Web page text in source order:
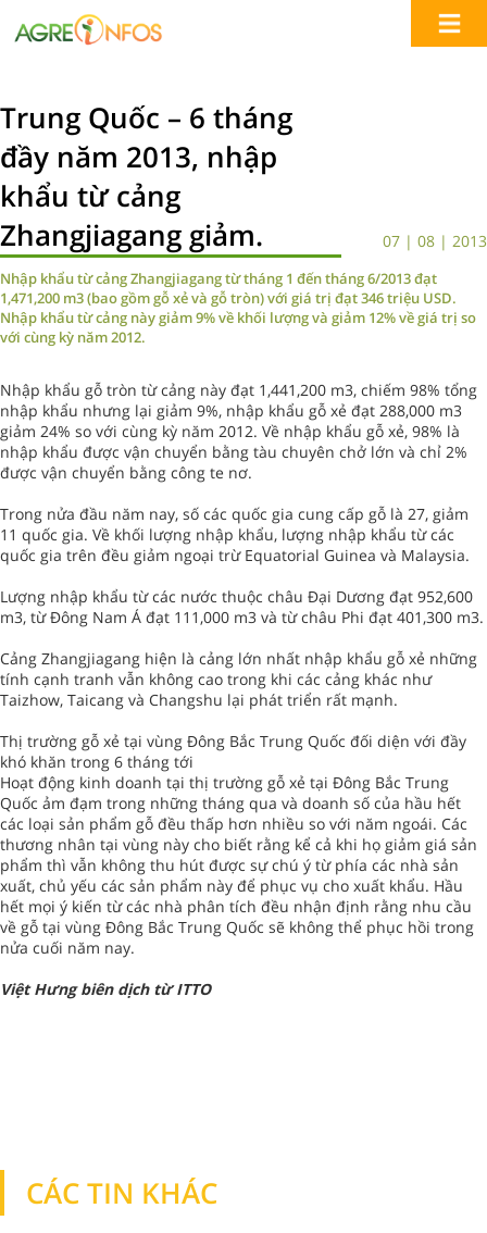
Trung Quốc – 6 tháng
đầy năm 2013, nhập
khẩu từ cảng
Zhangjiagang giảm.
07 | 08 | 2013
Nhập khẩu từ cảng Zhangjiagang từ tháng 1 đến tháng 6/2013 đạt
1,471,200 m3 (bao gồm gỗ xẻ và gỗ tròn) với giá trị đạt 346 triệu USD.
Nhập khẩu từ cảng này giảm 9% về khối lượng và giảm 12% về giá trị so
với cùng kỳ năm 2012.
Nhập khẩu gỗ tròn từ cảng này đạt 1,441,200 m3, chiếm 98% tổng
nhập khẩu nhưng lại giảm 9%, nhập khẩu gỗ xẻ đạt 288,000 m3
giảm 24% so với cùng kỳ năm 2012. Về nhập khẩu gỗ xẻ, 98% là
nhập khẩu được vận chuyển bằng tàu chuyên chở lớn và chỉ 2%
được vận chuyển bằng công te nơ.
Trong nửa đầu năm nay, số các quốc gia cung cấp gỗ là 27, giảm
11 quốc gia. Về khối lượng nhập khẩu, lượng nhập khẩu từ các
quốc gia trên đều giảm ngoại trừ Equatorial Guinea và Malaysia.
Lượng nhập khẩu từ các nước thuộc châu Đại Dương đạt 952,600
m3, từ Đông Nam Á đạt 111,000 m3 và từ châu Phi đạt 401,300 m3.
Cảng Zhangjiagang hiện là cảng lớn nhất nhập khẩu gỗ xẻ những
tính cạnh tranh vẫn không cao trong khi các cảng khác như
Taizhow, Taicang và Changshu lại phát triển rất mạnh.
Thị trường gỗ xẻ tại vùng Đông Bắc Trung Quốc đối diện với đầy
khó khăn trong 6 tháng tới
Hoạt động kinh doanh tại thị trường gỗ xẻ tại Đông Bắc Trung
Quốc ảm đạm trong những tháng qua và doanh số của hầu hết
các loại sản phẩm gỗ đều thấp hơn nhiều so với năm ngoái. Các
thương nhân tại vùng này cho biết rằng kể cả khi họ giảm giá sản
phẩm thì vẫn không thu hút được sự chú ý từ phía các nhà sản
xuất, chủ yếu các sản phẩm này để phục vụ cho xuất khẩu. Hầu
hết mọi ý kiến từ các nhà phân tích đều nhận định rằng nhu cầu
về gỗ tại vùng Đông Bắc Trung Quốc sẽ không thể phục hồi trong
nửa cuối năm nay.
Việt Hưng biên dịch từ ITTO
CÁC TIN KHÁC